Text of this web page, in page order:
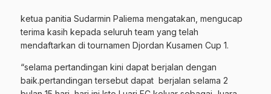
ketua panitia Sudarmin Paliema mengatakan, mengucap
terima kasih kepada seluruh team yang telah
mendaftarkan di tournamen Djordan Kusamen Cup 1.
“selama pertandingan kini dapat berjalan dengan
baik.pertandingan tersebut dapat berjalan selama 2